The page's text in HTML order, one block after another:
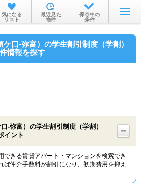
お部屋を探す
沿線・駅から
住所から
不動産会社から
気になる
リスト
最近見た
物件
保存中の
条件
口-弥富）の学生割引制度（学割）
情報を探す
-弥富）の学生割引制度（学割）
イント
できる賃貸アパート・マンションを検索でき
ば仲介手数料が割引になり、初期費用を抑え